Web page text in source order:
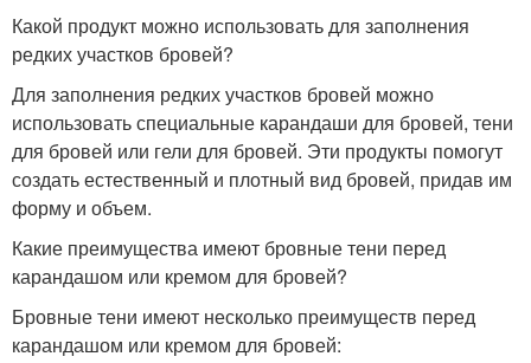
Какой продукт можно использовать для заполнения
редких участков бровей?
Для заполнения редких участков бровей можно
использовать специальные карандаши для бровей, тени
для бровей или гели для бровей. Эти продукты помогут
создать естественный и плотный вид бровей, придав им
форму и объем.
Какие преимущества имеют бровные тени перед
карандашом или кремом для бровей?
Бровные тени имеют несколько преимуществ перед
карандашом или кремом для бровей: